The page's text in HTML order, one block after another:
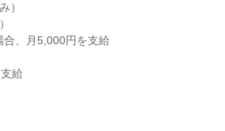
）
、月5,000円を支給
給